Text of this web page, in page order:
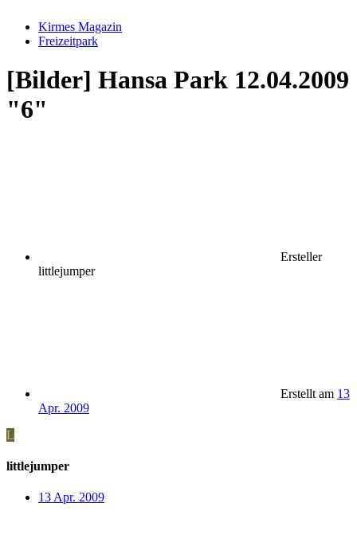
Kirmes Magazin
Freizeitpark
[Bilder] Hansa Park 12.04.2009
"6"
Ersteller
littlejumper
Erstellt am 13
Apr. 2009
L
littlejumper
13 Apr. 2009